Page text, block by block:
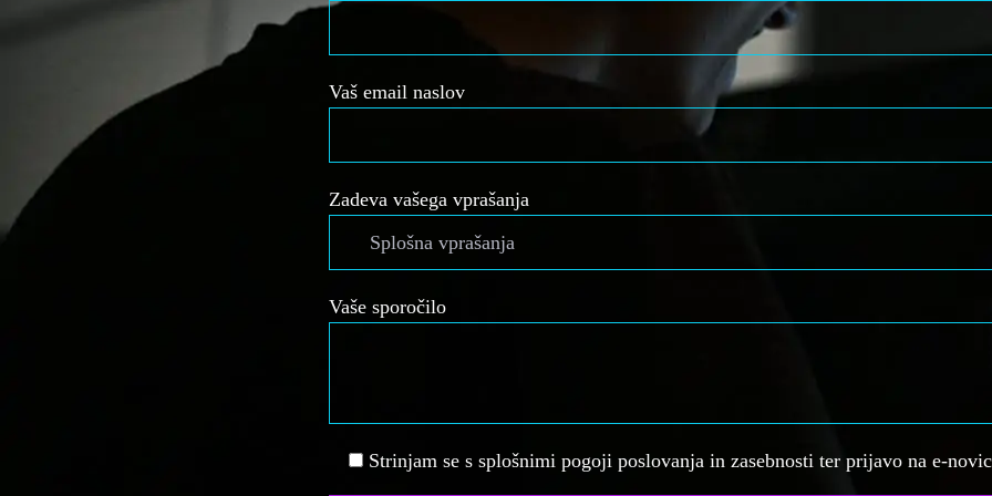
Vaš email naslov
Zadeva vašega vprašanja
Vaše sporočilo
Strinjam se s splošnimi pogoji poslovanja in zasebnosti ter prijavo na e-